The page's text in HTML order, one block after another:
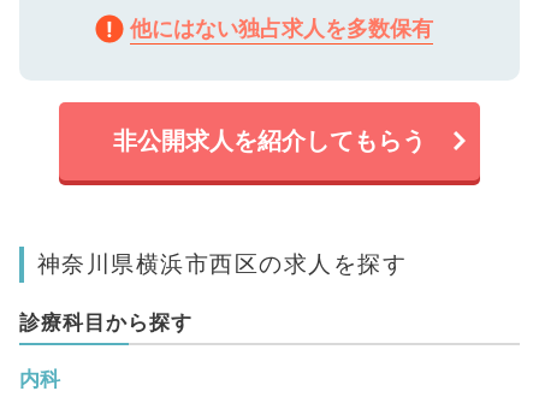
他にはない独占求人を多数保有
非公開求人を紹介してもらう
神奈川県横浜市西区の求人を探す
診療科目から探す
内科